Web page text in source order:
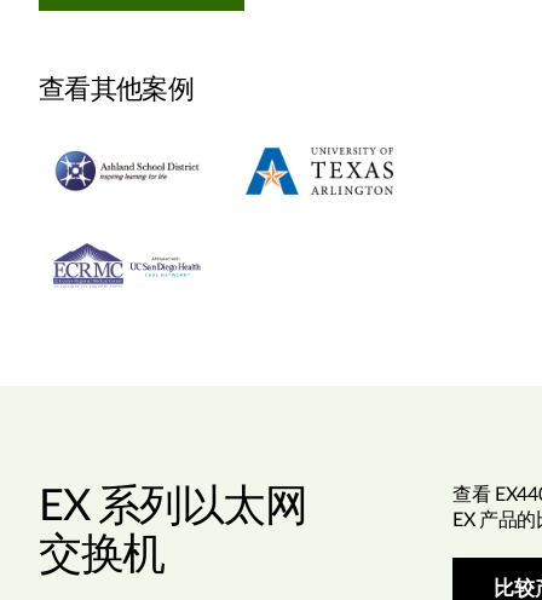
查看其他案例
EX 系列以太网
交换机
查看
EX 产品
比较